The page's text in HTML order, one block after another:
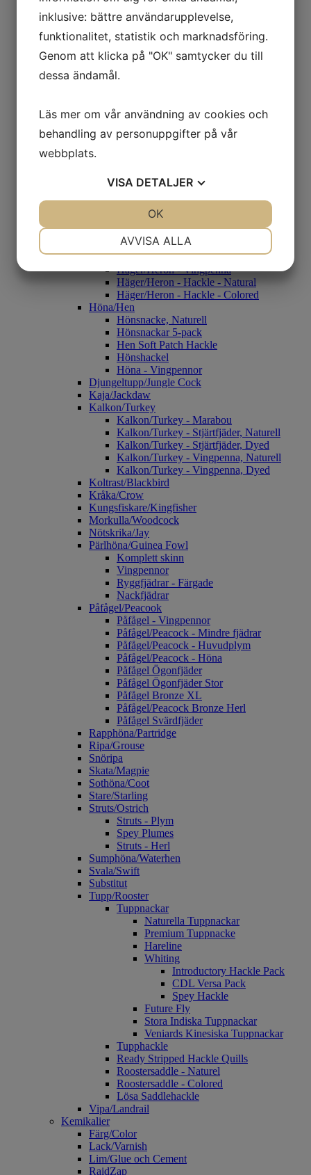
Rouen
Beckasin/Snipe
CDC
Condor
Condor Genuin
Fasan/Pheasant
Guldfasan
Grey Francolin
Black Francolin
Gås Skulderfjäder - Färgade
Gås Goose Cosette
Gås Vingpennor - Naturell
Gås Vingpennor- Färgade
Häger/Heron
Häger/Heron - Black/White
Häger/Heron - Vingpenna
Häger/Heron - Hackle - Natural
Häger/Heron - Hackle - Colored
Höna/Hen
Hönsnacke, Naturell
Hönsnackar 5-pack
Hen Soft Patch Hackle
Hönshackel
Höna - Vingpennor
Djungeltupp/Jungle Cock
Kaja/Jackdaw
Kalkon/Turkey
Kalkon/Turkey - Marabou
Kalkon/Turkey - Stjärtfjäder, Naturell
Kalkon/Turkey - Stjärtfjäder, Dyed
Kalkon/Turkey - Vingpenna, Naturell
Kalkon/Turkey - Vingpenna, Dyed
Koltrast/Blackbird
Kråka/Crow
Kungsfiskare/Kingfisher
Morkulla/Woodcock
Nötskrika/Jay
Pärlhöna/Guinea Fowl
Komplett skinn
Vingpennor
Ryggfjädrar - Färgade
Nackfjädrar
Påfågel/Peacook
Påfågel - Vingpennor
Påfågel/Peacock - Mindre fjädrar
Påfågel/Peacock - Huvudplym
Påfågel/Peacock - Höna
Påfågel Ögonfjäder
Påfågel Ögonfjäder Stor
Påfågel Bronze XL
Påfågel/Peacock Bronze Herl
Påfågel Svärdfjäder
Rapphöna/Partridge
Ripa/Grouse
Snöripa
Skata/Magpie
Sothöna/Coot
Stare/Starling
Struts/Ostrich
Struts - Plym
Spey Plumes
Struts - Herl
Sumphöna/Waterhen
Svala/Swift
Substitut
Tupp/Rooster
Tuppnackar
Naturella Tuppnackar
Premium Tuppnacke
Hareline
Whiting
Introductory Hackle Pack
CDL Versa Pack
Spey Hackle
Future Fly
Stora Indiska Tuppnackar
Veniards Kinesiska Tuppnackar
Tupphackle
Ready Stripped Hackle Quills
Roostersaddle - Naturel
Roostersaddle - Colored
Lösa Saddlehackle
Vipa/Landrail
Kemikalier
Färg/Color
Lack/Varnish
Lim/Glue och Cement
RaidZap
inklusive: bättre användarupplevelse,
funktionalitet, statistik och marknadsföring.
Genom att klicka på "OK" samtycker du till
dessa ändamål.
Läs mer om vår användning av cookies och
behandling av personuppgifter på vår
webbplats.
VISA DETALJER
MARKNADSFÖRING STATISTIK
AVVISA ALLA
OK